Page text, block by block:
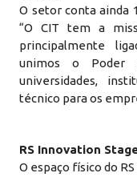
O setor conta ainda
“O CIT tem a
principalmente
unimos o Poder
universidades,
técnico para os
RS Innovation
O espaço físico do